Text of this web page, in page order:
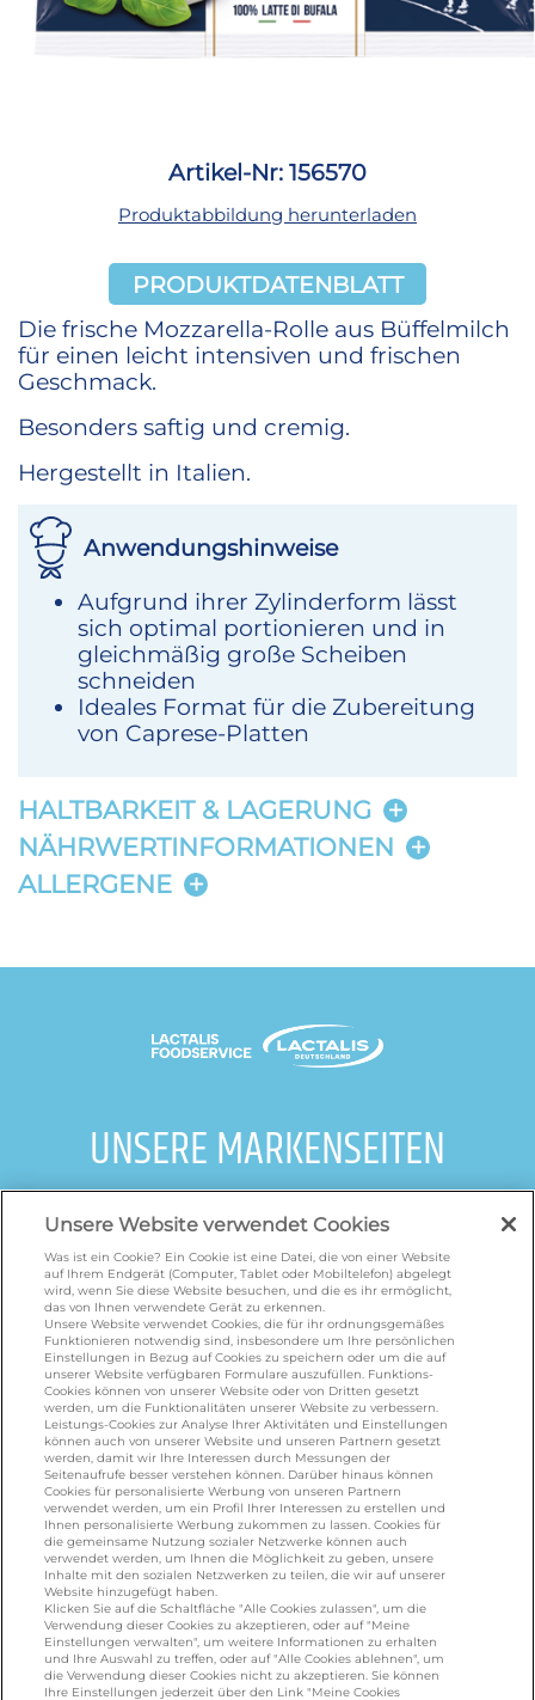
Artikel-Nr: 156570
Produktabbildung herunterladen
PRODUKTDATENBLATT
Die frische Mozzarella-Rolle aus Büffelmilch
für einen leicht intensiven und frischen
Geschmack.
Besonders saftig und cremig.
Hergestellt in Italien.
Anwendungshinweise
Aufgrund ihrer Zylinderform lässt
sich optimal portionieren und in
gleichmäßig große Scheiben
schneiden
Ideales Format für die Zubereitung
von Caprese-Platten
HALTBARKEIT & LAGERUNG
NÄHRWERTINFORMATIONEN
ALLERGENE
UNSERE MARKENSEITEN
salakis.de/frankenland.com
omiramilch.de/minusl.de
KONTAKT
foodservice.info@de.lactalis.com
Lactalis Deutschland GmbH - Tel: +49 (0)751
887 366 /lactalis.de
Omira Bodenseemilch GmbH - Tel: +49
(0)751 887 366 /omira.de
Unsere Website verwendet Cookies
Was ist ein Cookie? Ein Cookie ist eine Datei, die von einer Website
auf Ihrem Endgerät (Computer, Tablet oder Mobiltelefon) abgelegt
wird, wenn Sie diese Website besuchen, und die es ihr ermöglicht,
das von Ihnen verwendete Gerät zu erkennen.
Unsere Website verwendet Cookies, die für ihr ordnungsgemäßes
Funktionieren notwendig sind, insbesondere um Ihre persönlichen
Einstellungen in Bezug auf Cookies zu speichern oder um die auf
unserer Website verfügbaren Formulare auszufüllen. Funktions-
Cookies können von unserer Website oder von Dritten gesetzt
werden, um die Funktionalitäten unserer Website zu verbessern.
Leistungs-Cookies zur Analyse Ihrer Aktivitäten und Einstellungen
können auch von unserer Website und unseren Partnern gesetzt
werden, damit wir Ihre Interessen durch Messungen der
Seitenaufrufe besser verstehen können. Darüber hinaus können
Cookies für personalisierte Werbung von unseren Partnern
verwendet werden, um ein Profil Ihrer Interessen zu erstellen und
Ihnen personalisierte Werbung zukommen zu lassen. Cookies für
die gemeinsame Nutzung sozialer Netzwerke können auch
verwendet werden, um Ihnen die Möglichkeit zu geben, unsere
Inhalte mit den sozialen Netzwerken zu teilen, die wir auf unserer
Website hinzugefügt haben.
Klicken Sie auf die Schaltfläche "Alle Cookies zulassen", um die
Verwendung dieser Cookies zu akzeptieren, oder auf "Meine
Einstellungen verwalten", um weitere Informationen zu erhalten
und Ihre Auswahl zu treffen, oder auf "Alle Cookies ablehnen", um
die Verwendung dieser Cookies nicht zu akzeptieren. Sie können
Ihre Einstellungen jederzeit über den Link "Meine Cookies